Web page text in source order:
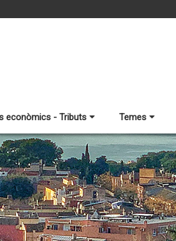
econòmics - Tributs Temes